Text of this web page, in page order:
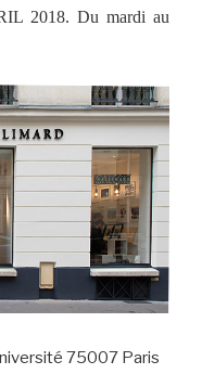
2018. Du mardi au
75007 Paris